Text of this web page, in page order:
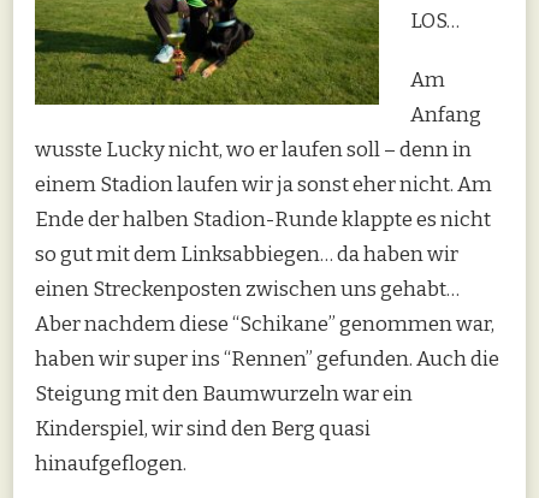
LOS…
Am
Anfang
wusste Lucky nicht, wo er laufen soll – denn in
einem Stadion laufen wir ja sonst eher nicht. Am
Ende der halben Stadion-Runde klappte es nicht
so gut mit dem Linksabbiegen… da haben wir
einen Streckenposten zwischen uns gehabt…
Aber nachdem diese “Schikane” genommen war,
haben wir super ins “Rennen” gefunden. Auch die
Steigung mit den Baumwurzeln war ein
Kinderspiel, wir sind den Berg quasi
hinaufgeflogen.